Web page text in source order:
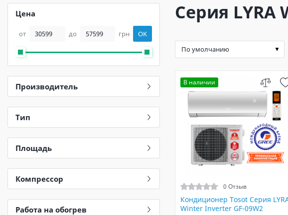
Цена
от до грн OK
Производитель
Тип
Площадь
Компрессор
Работа на обогрев
Серия LYRA
В наличии
0 Отзыв
Кондиционер Tosot Серия
Winter Inverter GF-09W2